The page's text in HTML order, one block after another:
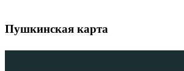
Пушкинская карта